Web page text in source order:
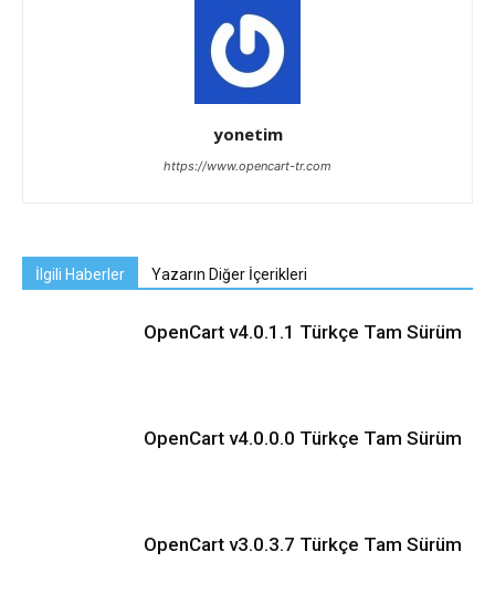
yonetim
https://www.opencart-tr.com
İlgili Haberler Yazarın Diğer İçerikleri
OpenCart v4.0.1.1 Türkçe Tam Sürüm
OpenCart v4.0.0.0 Türkçe Tam Sürüm
OpenCart v3.0.3.7 Türkçe Tam Sürüm